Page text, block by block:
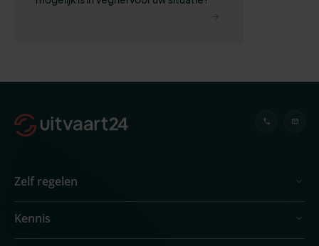
Zelf regelen
Kennis